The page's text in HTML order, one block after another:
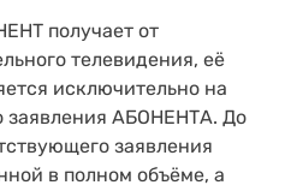
получает от
телевидения, её
исключительно на
заявления АБОНЕНТА. До
заявления
в полном объёме, а